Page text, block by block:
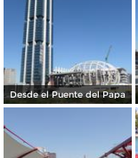
Desde el Puente del Papa